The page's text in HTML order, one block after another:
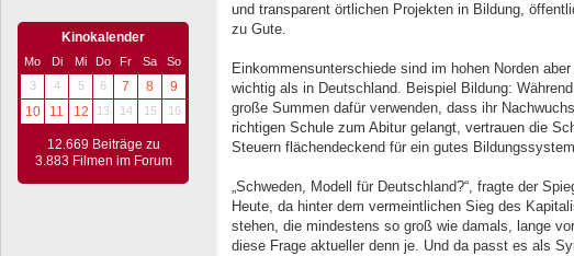
Kinokalender
Mo Di Mi Do Fr Sa
So
3
4 5 6 7 8
9
10
11 12 13 14 15 16
12.669 Beiträge zu
3.883 Filmen im Forum
und transparent örtlichen Projekten in Bildung,
zu Gute.
Einkommensunterschiede sind im hohen Norden
wichtig als in Deutschland. Beispiel Bildung:
große Summen dafür verwenden, dass ihr
richtigen Schule zum Abitur gelangt, vertrauen die
Steuern flächendeckend für ein gutes
„Schweden, Modell für Deutschland?“, fragte der
Heute, da hinter dem vermeintlichen Sieg des
stehen, die mindestens so groß wie damals, lange
diese Frage aktueller denn je. Und da passt es als